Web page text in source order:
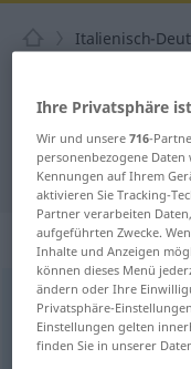
Italienisch-
für "banca"
"banca"
„banca“:
banca [ˈbaŋka]f <pl-
Übersicht aller
Ihre Privatsphäre
Wir und unsere716-
personenbezogene
Kennungen auf Ihrem
aktivieren Sie Tracking-
Partner verarbeiten
aufgeführten Zwecke.
Inhalte und Anzeigen
können dieses Menü
ändern oder Ihre
Privatsphäre-
Einstellungen gelten
finden Sie in unserer